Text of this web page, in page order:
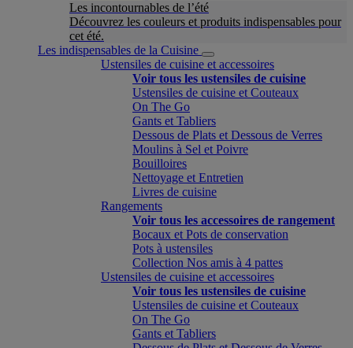
Les incontournables de l’été
Découvrez les couleurs et produits indispensables pour
cet été.
Les indispensables de la Cuisine
Ustensiles de cuisine et accessoires
Voir tous les ustensiles de cuisine
Ustensiles de cuisine et Couteaux
On The Go
Gants et Tabliers
Dessous de Plats et Dessous de Verres
Moulins à Sel et Poivre
Bouilloires
Nettoyage et Entretien
Livres de cuisine
Rangements
Voir tous les accessoires de rangement
Bocaux et Pots de conservation
Pots à ustensiles
Collection Nos amis à 4 pattes
Ustensiles de cuisine et accessoires
Voir tous les ustensiles de cuisine
Ustensiles de cuisine et Couteaux
On The Go
Gants et Tabliers